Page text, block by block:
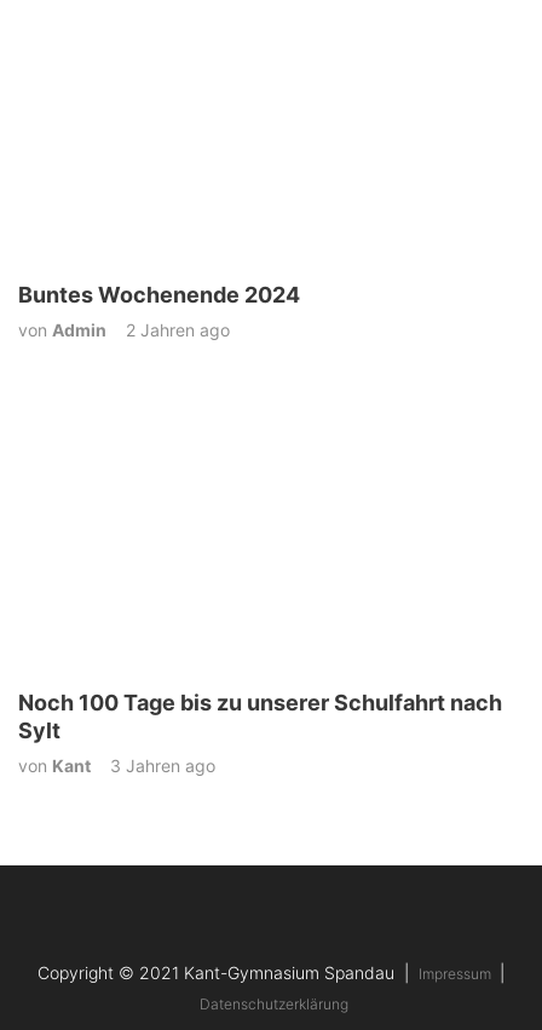
Buntes Wochenende 2024
von Admin 2 Jahren ago
Noch 100 Tage bis zu unserer Schulfahrt nach
Sylt
von Kant 3 Jahren ago
Copyright © 2021 Kant-Gymnasium Spandau | Impressum
Datenschutzerklärung